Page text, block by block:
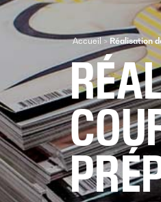
Vous êtes ici
Accueil> Réalisation